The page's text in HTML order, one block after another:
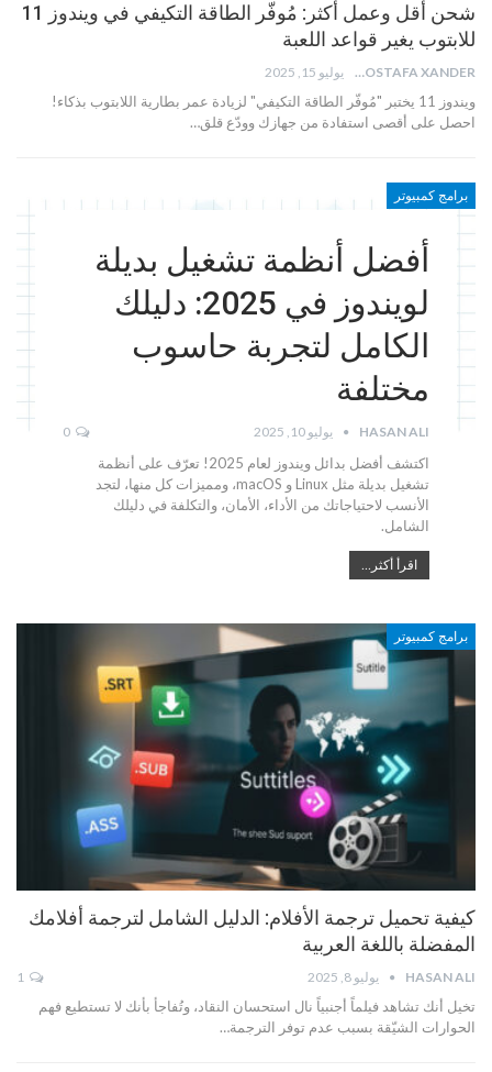
شحن أقل وعمل أكثر: مُوفّر الطاقة التكيفي في ويندوز 11
للابتوب يغير قواعد اللعبة
MOSTAFA XANDER يوليو 15, 2025
ويندوز 11 يختبر "مُوفّر الطاقة التكيفي" لزيادة عمر بطارية اللابتوب بذكاء!
احصل على أقصى استفادة من جهازك وودّع قلق…
برامج كمبيوتر
أفضل أنظمة تشغيل بديلة
لويندوز في 2025: دليلك
الكامل لتجربة حاسوب
مختلفة
HASAN ALI يوليو 10, 2025 0
اكتشف أفضل بدائل ويندوز لعام 2025! تعرّف على أنظمة
تشغيل بديلة مثل Linux و macOS، ومميزات كل منها، لتجد
الأنسب لاحتياجاتك من الأداء، الأمان، والتكلفة في دليلك
الشامل.
اقرأ أكثر...
برامج كمبيوتر
كيفية تحميل ترجمة الأفلام: الدليل الشامل لترجمة أفلامك
المفضلة باللغة العربية
HASAN ALI يوليو 8, 2025
تخيل أنك تشاهد فيلماً أجنبياً نال استحسان النقاد، وتُفاجأ بأنك لا تستطيع فهم
الحوارات الشيّقة بسبب عدم توفر الترجمة…